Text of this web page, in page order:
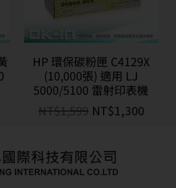
HP 環保碳粉匣 C4129X
(10,000張) 適用 LJ
5000/5100 雷射印表機
NT$1,599 NT$1,300